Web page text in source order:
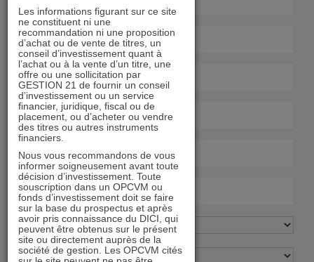
Les informations figurant sur ce site
ne constituent ni une
recommandation ni une proposition
d’achat ou de vente de titres, un
conseil d’investissement quant à
l’achat ou à la vente d’un titre, une
offre ou une sollicitation par
GESTION 21 de fournir un conseil
d’investissement ou un service
financier, juridique, fiscal ou de
placement, ou d’acheter ou vendre
des titres ou autres instruments
financiers.
Nous vous recommandons de vous
informer soigneusement avant toute
décision d’investissement. Toute
souscription dans un OPCVM ou
fonds d’investissement doit se faire
sur la base du prospectus et après
avoir pris connaissance du DICI, qui
peuvent être obtenus sur le présent
site ou directement auprès de la
société de gestion. Les OPCVM cités